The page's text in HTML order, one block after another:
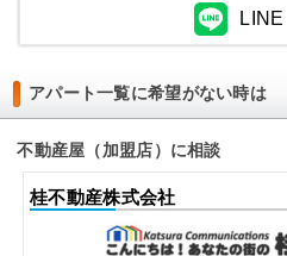
LINE
アパート一覧に希望がない時は
不動産屋（加盟店）に相談
桂不動産株式会社